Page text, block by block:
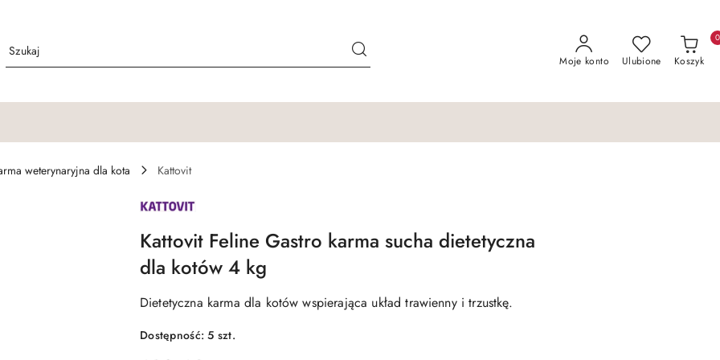
Moje konto Ulubione Koszyk
0
weterynaryjna dla kota
Kattovit
NAZWA
PRODUCENTA:
Kattovit Feline Gastro karma sucha dietetyczna
dla kotów 4 kg
Dietetyczna karma dla kotów wspierająca układ trawienny i trzustkę.
Dostępność:5 szt.